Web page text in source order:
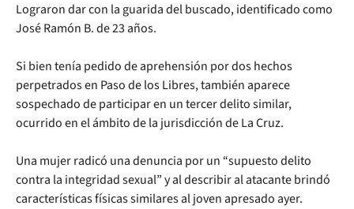
Lograron dar con la guarida del buscado, identificado como
José Ramón B. de 23 años.
Si bien tenía pedido de aprehensión por dos hechos
perpetrados en Paso de los Libres, también aparece
sospechado de participar en un tercer delito similar,
ocurrido en el ámbito de la jurisdicción de La Cruz.
Una mujer radicó una denuncia por un “supuesto delito
contra la integridad sexual” y al describir al atacante brindó
características físicas similares al joven apresado ayer.